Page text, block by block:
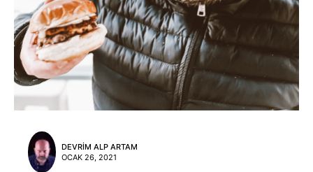
DEVRIM ALP ARTAM
OCAK 26, 2021